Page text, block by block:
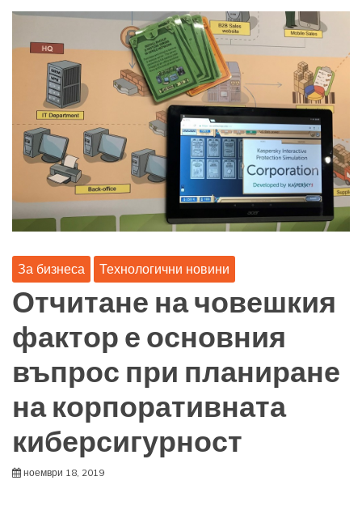
За бизнеса Технологични новини
Отчитане на човешкия
фактор е основния
въпрос при планиране
на корпоративната
киберсигурност
ноември 18, 2019